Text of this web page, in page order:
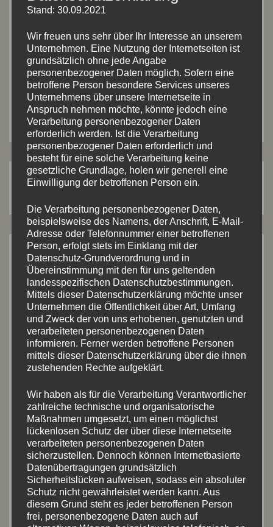
Name, E-Mail-Adresse und Website in diesem
speichern.
Suchen
ARTIKEL-ARCHIV
Juli 2026(8)
Mai 2026(2)
April 2026(4)
September 2025(7)
Juni 2025 (8)
Mai 2025(5)
August 2024(11)
Juli 2024(5)
Mai 2024(9)
Stand: 30.09.2021
Wir freuen uns sehr über Ihr Interesse an unserem
Unternehmen. Eine Nutzung der Internetseiten ist
grundsätzlich ohne jede Angabe
personenbezogener Daten möglich. Sofern eine
betroffene Person besondere Services unseres
Unternehmens über unsere Internetseite in
Anspruch nehmen möchte, könnte jedoch eine
Verarbeitung personenbezogener Daten
erforderlich werden. Ist die Verarbeitung
personenbezogener Daten erforderlich und
besteht für eine solche Verarbeitung keine
gesetzliche Grundlage, holen wir generell eine
Einwilligung der betroffenen Person ein.
Die Verarbeitung personenbezogener Daten,
beispielsweise des Namens, der Anschrift, E-Mail-
Adresse oder Telefonnummer einer betroffenen
Person, erfolgt stets im Einklang mit der
Datenschutz-Grundverordnung und in
Übereinstimmung mit den für uns geltenden
landesspezifischen Datenschutzbestimmungen.
Mittels dieser Datenschutzerklärung möchte unser
Unternehmen die Öffentlichkeit über Art, Umfang
und Zweck der von uns erhobenen, genutzten und
verarbeiteten personenbezogenen Daten
informieren. Ferner werden betroffene Personen
mittels dieser Datenschutzerklärung über die ihnen
zustehenden Rechte aufgeklärt.
Wir haben als für die Verarbeitung Verantwortlicher
zahlreiche technische und organisatorische
Maßnahmen umgesetzt, um einen möglichst
lückenlosen Schutz der über diese Internetseite
verarbeiteten personenbezogenen Daten
sicherzustellen. Dennoch können Internetbasierte
Datenübertragungen grundsätzlich
Sicherheitslücken aufweisen, sodass ein absoluter
Schutz nicht gewährleistet werden kann. Aus
diesem Grund steht es jeder betroffenen Person
frei, personenbezogene Daten auch auf